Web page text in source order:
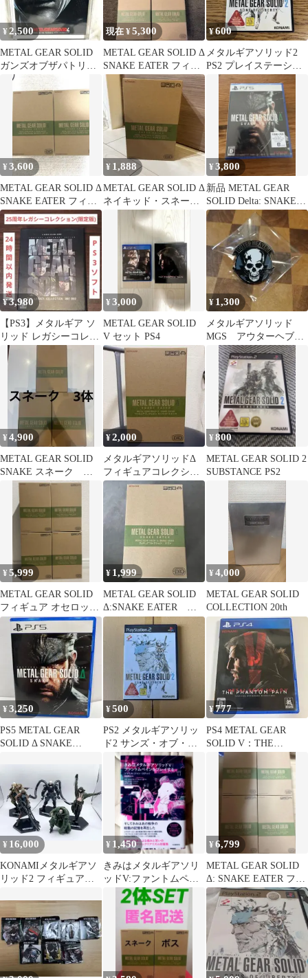
¥2,500
METAL GEAR SOLID
ガンズオブザパトリオ
ット アクリルブロック
現在 ¥5,300
METAL GEAR SOLID Δ
SNAKE EATER フィギ
ュア 4種
¥600
メタルギアソリッド2
PS2 プレイステーショ
ン2 ソフト
¥3,600
METAL GEAR SOLID Δ
SNAKE EATER フィギ
ュア 2つ
¥ 1,888
METAL GEAR SOLID Δ
ネイキッド・スネーク
フィギュア
¥3,800
新品 METAL GEAR
SOLID Delta: SNAKE
EATER
¥3,980
【PS3】メタルギア ソ
リッド レガシーコレク
ション 25周年 限定版
¥3,000
METAL GEAR SOLID
V セット PS4
¥ 1,300
メタルギアソリッド
MGS アウターヘブ
ン ピンバッジ エナ
メルピン
¥4,900
METAL GEAR SOLID
SNAKE スネーク フ
ィギュア 3個セット
¥2,000
メタルギアソリッドΔ
フィギュアコレクショ
ン ネイキッド・スネー
¥800
METAL GEAR SOLID 2
SUBSTANCE PS2
¥5,999
METAL GEAR SOLID
フィギュア オセロット
4個セット
¥ 1,999
METAL GEAR SOLID
Δ:SNAKE EATER ス
ネーク
¥4,000
METAL GEAR SOLID
COLLECTION 20th
¥3,250
PS5 METAL GEAR
SOLID Δ SNAKE
¥500
PS2 メタルギアソリッ
ド2 サンズ・オブ・リ
バティ
¥777
PS4 METAL GEAR
SOLID V：THE
PHANTOM PAIN
¥ 16,000
KONAMIメタルギアソ
リッド2 フィギュアコ
¥ 1,450
きみはメタルギアソリ
ッドV:ファントムペイ
ンをプレイする
¥6,799
METAL GEAR SOLID
Δ: SNAKE EATER フィ
ギュア ４種